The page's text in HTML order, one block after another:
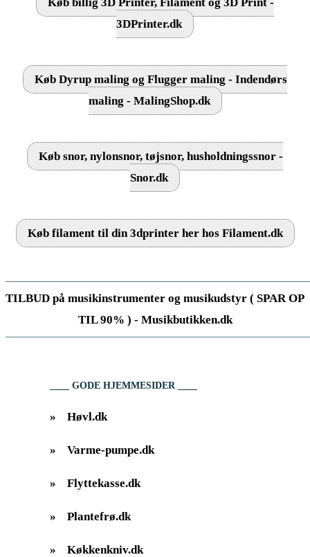
3DPrinter.dk
Køb Dyrup maling og Flugger maling - Indendørs
maling - MalingShop.dk
Køb snor, nylonsnor, tøjsnor, husholdningssnor -
Snor.dk
Køb filament til din 3dprinter her hos Filament.dk
TILBUD på musikinstrumenter og musikudstyr ( SPAR OP
TIL 90% ) - Musikbutikken.dk
GODE HJEMMESIDER
» Høvl.dk
» Varme-pumpe.dk
» Flyttekasse.dk
» Plantefrø.dk
» Køkkenkniv.dk